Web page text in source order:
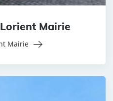
Mairie
Mairie